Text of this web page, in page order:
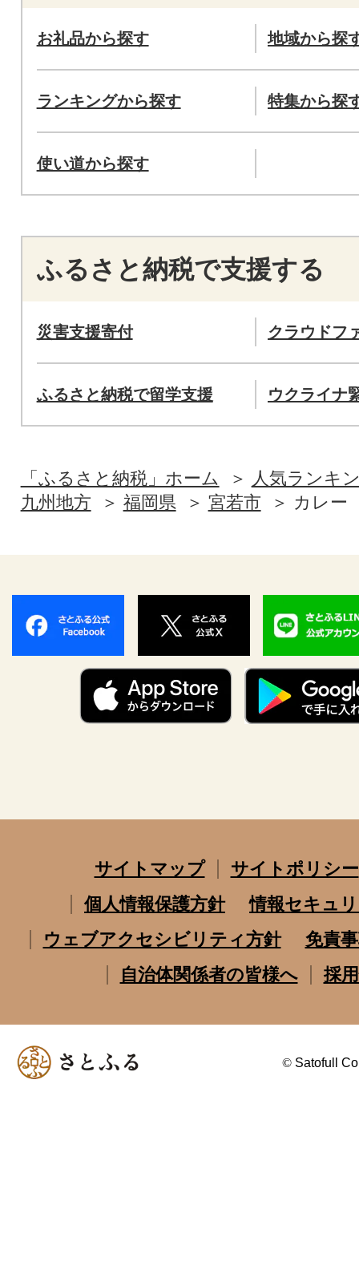
お礼品から探す 地域から探
ランキングから探す 特集から探
使い道から探す
ふるさと納税で支援する
災害支援寄付 クラウドフ
ふるさと納税で留学支援 ウクライナ
「ふるさと納税」ホーム
人気ランキ
九州地方
福岡県 宮若市 カレー
サイトマップ
サイトポリシー
個人情報保護方針
情報セキュ
ウェブアクセシビリティ方針
免責
自治体関係者の皆様へ
採
© Satofull